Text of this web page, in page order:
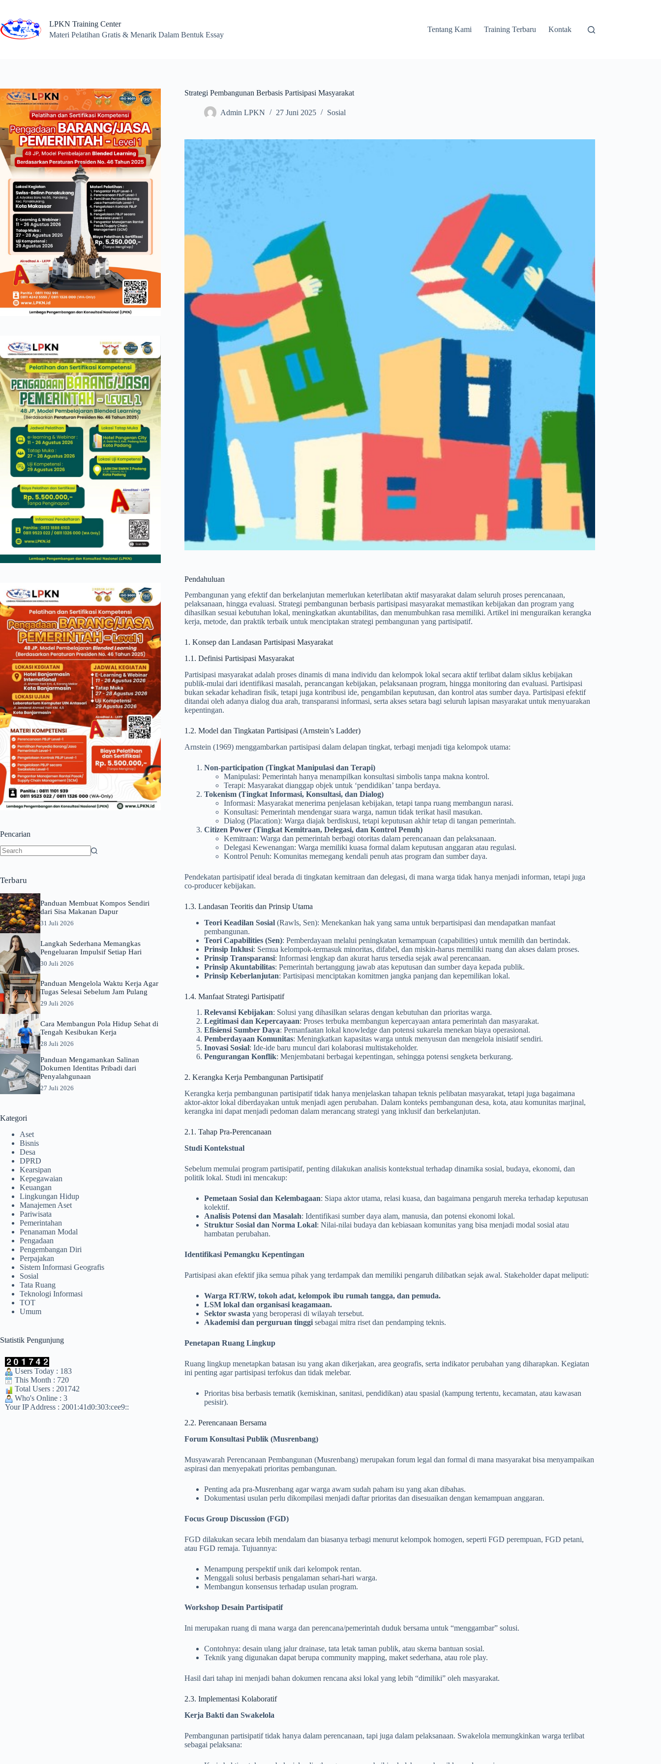
content
LPKN Training Center
Materi Pelatihan Gratis & Menarik Dalam Bentuk Essay
Tentang Kami Training Terbaru Kontak
Strategi Pembangunan Berbasis Partisipasi Masyarakat
Admin LPKN 27 Juni 2025 Sosial
Pendahuluan
Pembangunan yang efektif dan berkelanjutan memerlukan keterlibatan aktif masyarakat dalam seluruh proses perencanaan,
pelaksanaan, hingga evaluasi. Strategi pembangunan berbasis partisipasi masyarakat memastikan kebijakan dan program yang
dihasilkan sesuai kebutuhan lokal, meningkatkan akuntabilitas, dan menumbuhkan rasa memiliki. Artikel ini menguraikan kerangka
kerja, metode, dan praktik terbaik untuk menciptakan strategi pembangunan yang partisipatif.
1. Konsep dan Landasan Partisipasi Masyarakat
1.1. Definisi Partisipasi Masyarakat
Partisipasi masyarakat adalah proses dinamis di mana individu dan kelompok lokal secara aktif terlibat dalam siklus kebijakan
publik-mulai dari identifikasi masalah, perancangan kebijakan, pelaksanaan program, hingga monitoring dan evaluasi. Partisipasi
bukan sekadar kehadiran fisik, tetapi juga kontribusi ide, pengambilan keputusan, dan kontrol atas sumber daya. Partisipasi efektif
ditandai oleh adanya dialog dua arah, transparansi informasi, serta akses setara bagi seluruh lapisan masyarakat untuk menyuarakan
kepentingan.
1.2. Model dan Tingkatan Partisipasi (Arnstein’s Ladder)
Arnstein (1969) menggambarkan partisipasi dalam delapan tingkat, terbagi menjadi tiga kelompok utama:
Non-participation (Tingkat Manipulasi dan Terapi)
Manipulasi: Pemerintah hanya menampilkan konsultasi simbolis tanpa makna kontrol.
Terapi: Masyarakat dianggap objek untuk ‘pendidikan’ tanpa berdaya.
Tokenism (Tingkat Informasi, Konsultasi, dan Dialog)
Informasi: Masyarakat menerima penjelasan kebijakan, tetapi tanpa ruang membangun narasi.
Konsultasi: Pemerintah mendengar suara warga, namun tidak terikat hasil masukan.
Dialog (Placation): Warga diajak berdiskusi, tetapi keputusan akhir tetap di tangan pemerintah.
Citizen Power (Tingkat Kemitraan, Delegasi, dan Kontrol Penuh)
Kemitraan: Warga dan pemerintah berbagi otoritas dalam perencanaan dan pelaksanaan.
Delegasi Kewenangan: Warga memiliki kuasa formal dalam keputusan anggaran atau regulasi.
Kontrol Penuh: Komunitas memegang kendali penuh atas program dan sumber daya.
Pendekatan partisipatif ideal berada di tingkatan kemitraan dan delegasi, di mana warga tidak hanya menjadi informan, tetapi juga
co-producer kebijakan.
1.3. Landasan Teoritis dan Prinsip Utama
Teori Keadilan Sosial(Rawls, Sen): Menekankan hak yang sama untuk berpartisipasi dan mendapatkan manfaat
pembangunan.
Teori Capabilities (Sen): Pemberdayaan melalui peningkatan kemampuan (capabilities) untuk memilih dan bertindak.
Prinsip Inklusi: Semua kelompok-termasuk minoritas, difabel, dan miskin-harus memiliki ruang dan akses dalam proses.
Prinsip Transparansi: Informasi lengkap dan akurat harus tersedia sejak awal perencanaan.
Prinsip Akuntabilitas: Pemerintah bertanggung jawab atas keputusan dan sumber daya kepada publik.
Prinsip Keberlanjutan: Partisipasi menciptakan komitmen jangka panjang dan kepemilikan lokal.
1.4. Manfaat Strategi Partisipatif
Relevansi Kebijakan: Solusi yang dihasilkan selaras dengan kebutuhan dan prioritas warga.
Legitimasi dan Kepercayaan: Proses terbuka membangun kepercayaan antara pemerintah dan masyarakat.
Efisiensi Sumber Daya: Pemanfaatan lokal knowledge dan potensi sukarela menekan biaya operasional.
Pemberdayaan Komunitas: Meningkatkan kapasitas warga untuk menyusun dan mengelola inisiatif sendiri.
Inovasi Sosial: Ide-ide baru muncul dari kolaborasi multistakeholder.
Pengurangan Konflik: Menjembatani berbagai kepentingan, sehingga potensi sengketa berkurang.
2. Kerangka Kerja Pembangunan Partisipatif
Kerangka kerja pembangunan partisipatif tidak hanya menjelaskan tahapan teknis pelibatan masyarakat, tetapi juga bagaimana
aktor-aktor lokal diberdayakan untuk menjadi agen perubahan. Dalam konteks pembangunan desa, kota, atau komunitas marjinal,
kerangka ini dapat menjadi pedoman dalam merancang strategi yang inklusif dan berkelanjutan.
2.1. Tahap Pra-Perencanaan
Studi Kontekstual
Sebelum memulai program partisipatif, penting dilakukan analisis kontekstual terhadap dinamika sosial, budaya, ekonomi, dan
politik lokal. Studi ini mencakup:
Pemetaan Sosial dan Kelembagaan: Siapa aktor utama, relasi kuasa, dan bagaimana pengaruh mereka terhadap keputusan
kolektif.
Analisis Potensi dan Masalah: Identifikasi sumber daya alam, manusia, dan potensi ekonomi lokal.
Struktur Sosial dan Norma Lokal: Nilai-nilai budaya dan kebiasaan komunitas yang bisa menjadi modal sosial atau
hambatan perubahan.
Identifikasi Pemangku Kepentingan
Partisipasi akan efektif jika semua pihak yang terdampak dan memiliki pengaruh dilibatkan sejak awal. Stakeholder dapat meliputi:
Warga RT/RW, tokoh adat, kelompok ibu rumah tangga, dan pemuda.
LSM lokal dan organisasi keagamaan.
Sektor swasta yang beroperasi di wilayah tersebut.
Akademisi dan perguruan tinggisebagai mitra riset dan pendamping teknis.
Penetapan Ruang Lingkup
Ruang lingkup menetapkan batasan isu yang akan dikerjakan, area geografis, serta indikator perubahan yang diharapkan. Kegiatan
ini penting agar partisipasi terfokus dan tidak melebar.
Prioritas bisa berbasis tematik (kemiskinan, sanitasi, pendidikan) atau spasial (kampung tertentu, kecamatan, atau kawasan
pesisir).
2.2. Perencanaan Bersama
Forum Konsultasi Publik (Musrenbang)
Musyawarah Perencanaan Pembangunan (Musrenbang) merupakan forum legal dan formal di mana masyarakat bisa menyampaikan
aspirasi dan menyepakati prioritas pembangunan.
Penting ada pra-Musrenbang agar warga awam sudah paham isu yang akan dibahas.
Dokumentasi usulan perlu dikompilasi menjadi daftar prioritas dan disesuaikan dengan kemampuan anggaran.
Focus Group Discussion (FGD)
FGD dilakukan secara lebih mendalam dan biasanya terbagi menurut kelompok homogen, seperti FGD perempuan, FGD petani,
atau FGD remaja. Tujuannya:
Menampung perspektif unik dari kelompok rentan.
Menggali solusi berbasis pengalaman sehari-hari warga.
Membangun konsensus terhadap usulan program.
Workshop Desain Partisipatif
Ini merupakan ruang di mana warga dan perencana/pemerintah duduk bersama untuk “menggambar” solusi.
Contohnya: desain ulang jalur drainase, tata letak taman publik, atau skema bantuan sosial.
Teknik yang digunakan dapat berupa community mapping, maket sederhana, atau role play.
Hasil dari tahap ini menjadi bahan dokumen rencana aksi lokal yang lebih “dimiliki” oleh masyarakat.
2.3. Implementasi Kolaboratif
Kerja Bakti dan Swakelola
Pembangunan partisipatif tidak hanya dalam perencanaan, tapi juga dalam pelaksanaan. Swakelola memungkinkan warga terlibat
sebagai pelaksana:
Pencarian
Terbaru
Panduan Membuat Kompos Sendiri
dari Sisa Makanan Dapur
31 Juli 2026
Langkah Sederhana Memangkas
Pengeluaran Impulsif Setiap Hari
30 Juli 2026
Panduan Mengelola Waktu Kerja Agar
Tugas Selesai Sebelum Jam Pulang
29 Juli 2026
Cara Membangun Pola Hidup Sehat di
Tengah Kesibukan Kerja
28 Juli 2026
Panduan Mengamankan Salinan
Dokumen Identitas Pribadi dari
Penyalahgunaan
27 Juli 2026
Kategori
Aset
Bisnis
Desa
DPRD
Kearsipan
Kepegawaian
Keuangan
Lingkungan Hidup
Manajemen Aset
Pariwisata
Pemerintahan
Penanaman Modal
Pengadaan
Pengembangan Diri
Perpajakan
Sistem Informasi Geografis
Sosial
Tata Ruang
Teknologi Informasi
TOT
Umum
Statistik Pengunjung
Users Today : 183
This Month : 720
Total Users : 201742
Who's Online : 3
Your IP Address : 2001:41d0:303:cee9::